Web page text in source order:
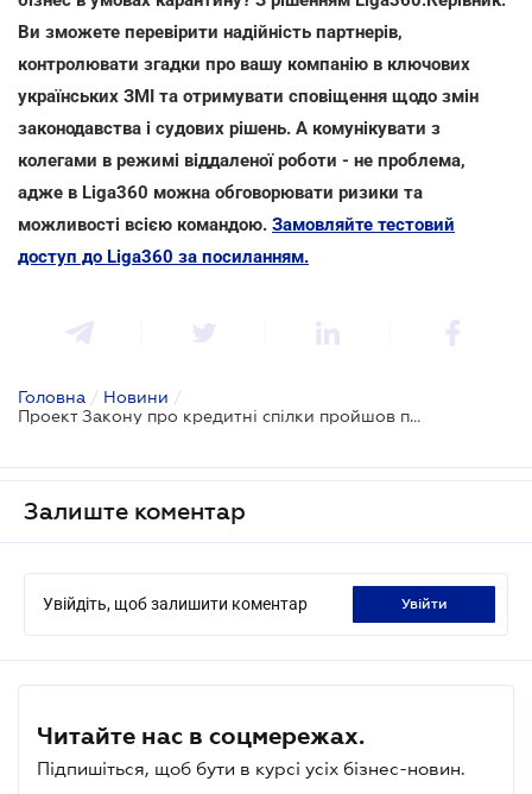
Ви зможете перевірити надійність партнерів,
контролювати згадки про вашу компанію в ключових
українських ЗМІ та отримувати сповіщення щодо змін
законодавства і судових рішень. А комунікувати з
колегами в режимі віддаленої роботи - не проблема,
адже в Liga360 можна обговорювати ризики та
можливості всією командою. Замовляйте тестовий
доступ до Liga360 за посиланням.
Головна / Новини /
Проект Закону про кредитні спілки пройшов перше читання
Залиште коментар
Увійдіть, щоб залишити коментар увійти
Читайте нас в соцмережах.
Підпишіться, щоб бути в курсі усіх бізнес-новин.